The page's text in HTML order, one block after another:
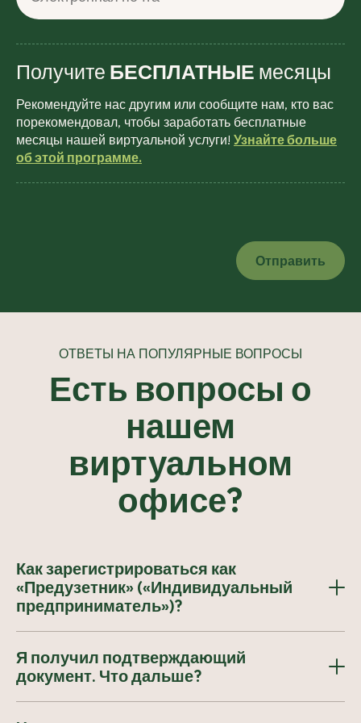
Получите БЕСПЛАТНЫЕ месяцы
Рекомендуйте нас другим или сообщите нам, кто вас
порекомендовал, чтобы заработать бесплатные
месяцы нашей виртуальной услуги! Узнайте больше
об этой программе.
ОТВЕТЫ НА ПОПУЛЯРНЫЕ ВОПРОСЫ
Есть вопросы о
нашем
виртуальном
офисе?
Как зарегистрироваться как
«Предузетник» («Индивидуальный
предприниматель»)?
уже есть компания, вам нужно начать с
заполнениянашейформы предварительной
регистрации.
Я получил подтверждающий
документ. Что дальше?